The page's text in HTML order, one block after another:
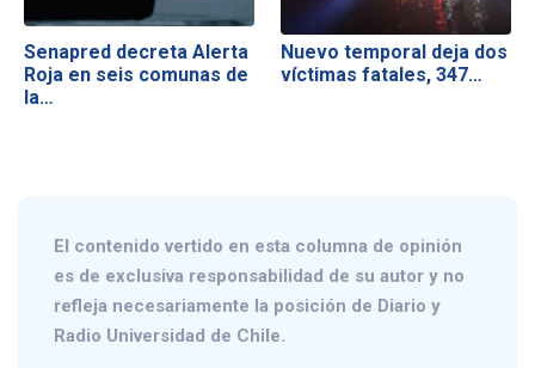
Senapred decreta Alerta
Roja en seis comunas de
la…
Nuevo temporal deja dos
víctimas fatales, 347…
El contenido vertido en esta columna de opinión
es de exclusiva responsabilidad de su autor y no
refleja necesariamente la posición de Diario y
Radio Universidad de Chile.